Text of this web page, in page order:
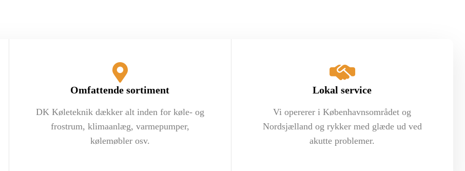
Omfattende sortiment
DK Køleteknik dækker alt inden for køle- og
frostrum, klimaanlæg, varmepumper,
kølemøbler osv.
Lokal service
Vi opererer i Københavnsområdet og
Nordsjælland og rykker med glæde ud ved
akutte problemer.